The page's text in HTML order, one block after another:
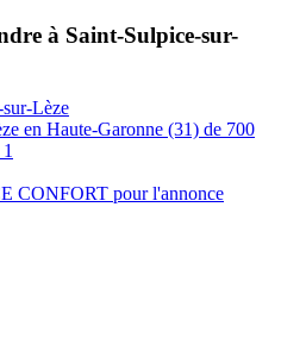
à Saint-Sulpice-sur-
Lèze